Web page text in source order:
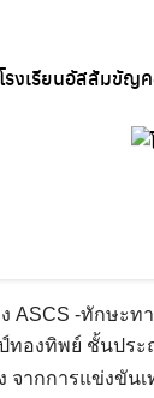
รงเรียนอัสสัมขั
ขอแสดง
ASCS – เด็ก
ASCS -ทักษะท
องทิพย์ ชั้นประ
จากการแข่งขั